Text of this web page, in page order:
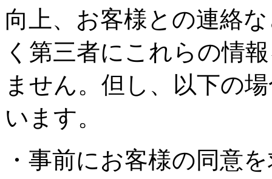
向上、お客様との連絡
く第三者にこれらの情
ません。但し、以下の
います。
・事前にお客様の同意